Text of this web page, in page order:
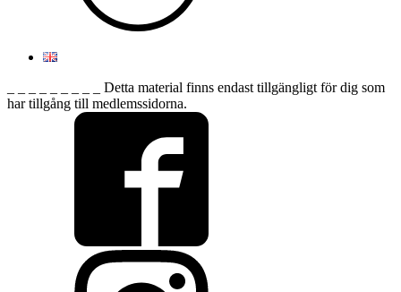
_ _ _ _ _ _ _ _ _ Detta material finns endast tillgängligt för dig som
har tillgång till medlemssidorna.